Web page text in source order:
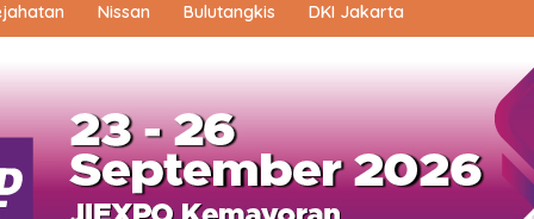
Nissan Bulutangkis DKI Jakarta